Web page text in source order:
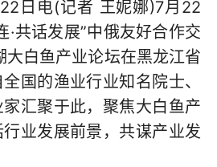
日电(记者 王妮娜)7月22
·共话发展”中俄友好合作交
白鱼产业论坛在黑龙江省
国的渔业行业知名院士、
汇聚于此，聚焦大白鱼产
业发展前景，共谋产业发